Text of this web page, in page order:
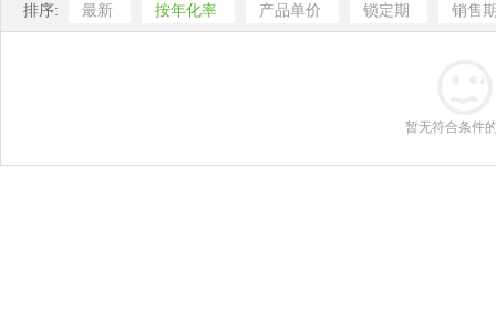
排序: 最新 按年化率 产品单价 锁定期 销售
暂无符合条件